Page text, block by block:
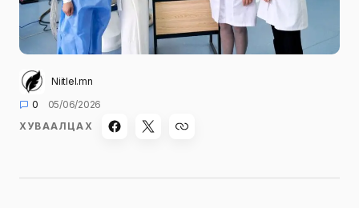
Niitlel.mn
0
05/06/2026
ХУВААЛЦАХ